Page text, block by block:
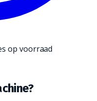
op voorraad